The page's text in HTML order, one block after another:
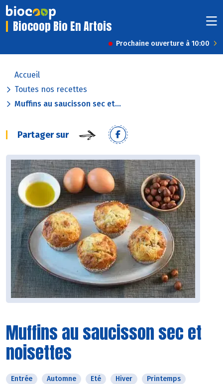
Biocoop Bio En Artois
Prochaine ouverture à 10:00
Accueil
Toutes nos recettes
Muffins au saucisson sec et...
Partager sur
Muffins au saucisson sec et
noisettes
Entrée Automne Eté Hiver Printemps